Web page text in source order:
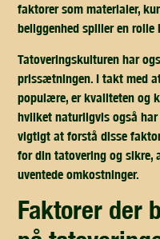
faktorer som materialer,
beliggenhed spiller en rolle
Tatoveringskulturen har
prissætningen. I takt med
populære, er kvaliteten og
hvilket naturligvis også
vigtigt at forstå disse
for din tatovering og sikre,
uventede omkostninger.
faktorer der bestemmer prisen